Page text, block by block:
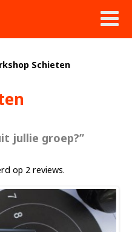
Schieten
jullie groep?”
op 2reviews.